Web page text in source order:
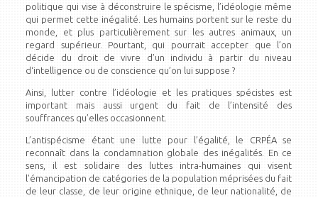
politique qui vise à déconstruire le spécisme, l’idéologie même
qui permet cette inégalité. Les humains portent sur le reste du
monde, et plus particulièrement sur les autres animaux, un
regard supérieur. Pourtant, qui pourrait accepter que l’on
décide du droit de vivre d’un individu à partir du niveau
d‘intelligence ou de conscience qu’on lui suppose ?
Ainsi, lutter contre l’idéologie et les pratiques spécistes est
important mais aussi urgent du fait de l’intensité des
souffrances qu’elles occasionnent.
L’antispécisme étant une lutte pour l’égalité, le CRPÉA se
reconnaît dans la condamnation globale des inégalités. En ce
sens, il est solidaire des luttes intra-humaines qui visent
l’émancipation de catégories de la population méprisées du fait
de leur classe, de leur origine ethnique, de leur nationalité, de